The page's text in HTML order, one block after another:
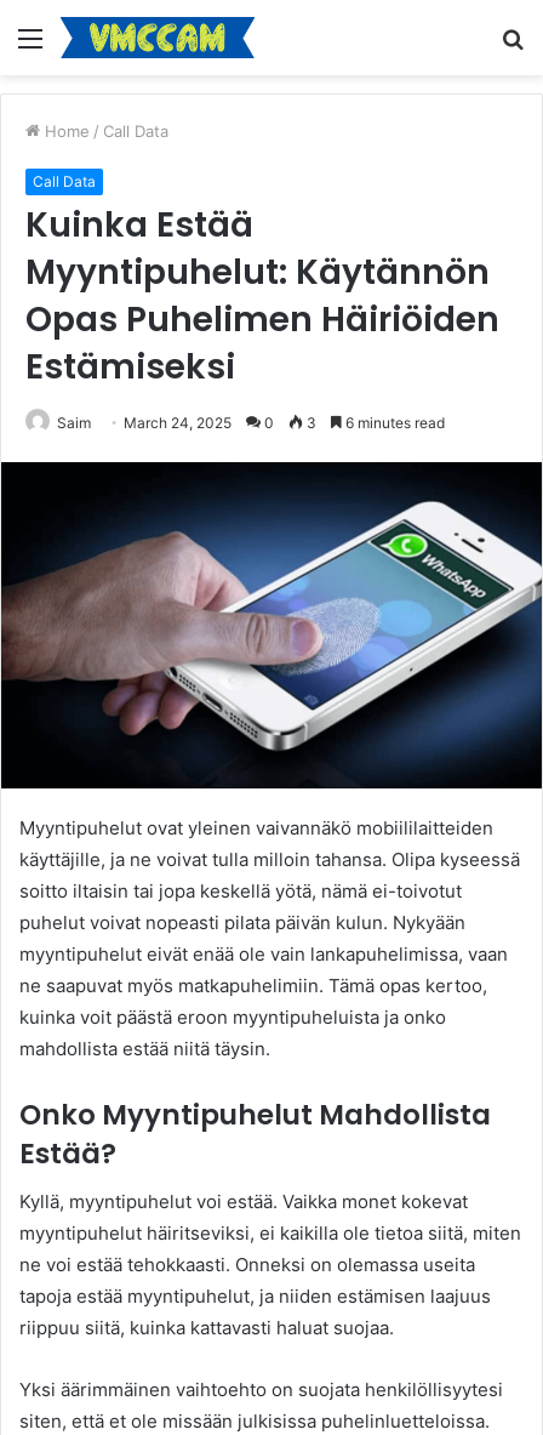
Menu
Home / Call Data
Call Data
Kuinka Estää
Myyntipuhelut: Käytännön
Opas Puhelimen Häiriöiden
Estämiseksi
Saim March 24, 2025 0 3 6 minutes read
Myyntipuhelut ovat yleinen vaivannäkö mobiililaitteiden
käyttäjille, ja ne voivat tulla milloin tahansa. Olipa kyseessä
soitto iltaisin tai jopa keskellä yötä, nämä ei-toivotut
puhelut voivat nopeasti pilata päivän kulun. Nykyään
myyntipuhelut eivät enää ole vain lankapuhelimissa, vaan
ne saapuvat myös matkapuhelimiin. Tämä opas kertoo,
kuinka voit päästä eroon myyntipuheluista ja onko
mahdollista estää niitä täysin.
Onko Myyntipuhelut Mahdollista
Estää?
Kyllä, myyntipuhelut voi estää. Vaikka monet kokevat
myyntipuhelut häiritseviksi, ei kaikilla ole tietoa siitä, miten
ne voi estää tehokkaasti. Onneksi on olemassa useita
tapoja estää myyntipuhelut, ja niiden estämisen laajuus
riippuu siitä, kuinka kattavasti haluat suojaa.
Yksi äärimmäinen vaihtoehto on suojata henkilöllisyytesi
siten, että et ole missään julkisissa puhelinluetteloissa.